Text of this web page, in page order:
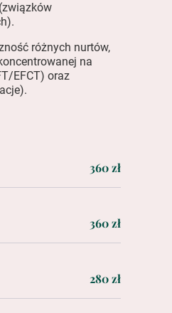
360 zł
360 zł
280 zł
(związków
różnych nurtów,
na
EFCT) oraz